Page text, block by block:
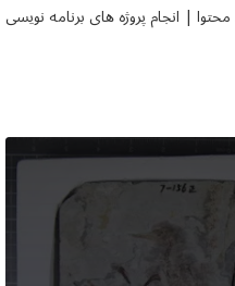
| انجام پروژه های برنامه نویسی